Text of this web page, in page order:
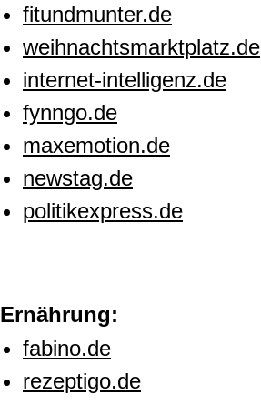
fitundmunter.de
weihnachtsmarktplatz.de
internet-intelligenz.de
fynngo.de
maxemotion.de
newstag.de
politikexpress.de
Ernährung:
fabino.de
rezeptigo.de